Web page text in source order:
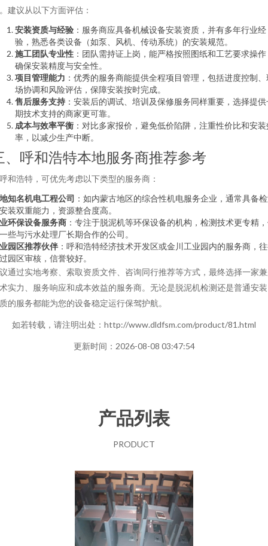
建议从以下方面评估：
安装资质与经验 ：服务商应具备机械设备安装资质，并有多年行业经
验，熟悉各类设备（如泵、风机、传动系统）的安装规范。
施工团队专业性 ：团队需持证上岗，能严格按照图纸和工艺要求操作
确保安装精度与安全性。
项目管理能力 ：优秀的服务商能提供全程项目管理，包括进度控制、
场协调和风险评估，保障安装按时完成。
售后服务支持 ：安装后的调试、培训及保修服务同样重要，选择提供
期技术支持的商家更可靠。
成本与效率平衡 ：对比多家报价，避免低价陷阱，注重性价比和安装
率，以减少生产中断。
、呼和浩特本地服务商推荐参考
和浩特，可优先考虑以下类型的服务商：
知名机电工程公司 ：如内蒙古地区的综合性机电服务企业，通常具备
装双重能力，资源整合度高。
环保设备服务商 ：专注于脱泥机等环保设备的机构，检测技术更专精
些与污水处理厂长期合作的公司。
园区推荐伙伴 ：呼和浩特经济技术开发区或金川工业园内的服务商，
园区审核，信誉较好。
通过实地考察、索取资质文件、咨询同行推荐等方式，最终选择一家
实力、服务响应和成本效益的服务商。无论是脱泥机检测还是普通安
的服务都能为您的设备稳定运行保驾护航。
如若转载，请注明出处：http://www.dldfsm.com/product/81.html
更新时间：2026-08-08 03:47:54
产品列表
PRODUCT